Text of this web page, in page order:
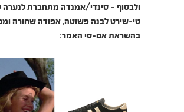
ולבסוף – סינדי/אמנדה מתחברת
טי-שירט לבנה פשוטה, אפודה שחורה
בהשראת אם-סי האמר: